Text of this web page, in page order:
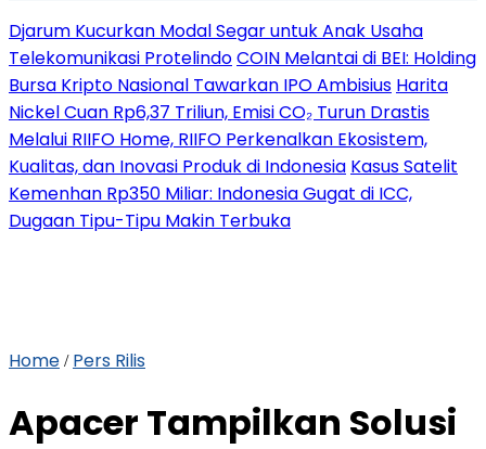
Djarum Kucurkan Modal Segar untuk Anak Usaha
Telekomunikasi ProtelindoCOIN Melantai di BEI: Holding
Bursa Kripto Nasional Tawarkan IPO Ambisius Harita
Nickel Cuan Rp6,37 Triliun, Emisi CO₂ Turun Drastis
Melalui RIIFO Home, RIIFO Perkenalkan Ekosistem,
Kualitas, dan Inovasi Produk di Indonesia Kasus Satelit
Kemenhan Rp350 Miliar: Indonesia Gugat di ICC,
Dugaan Tipu-Tipu Makin Terbuka
Home / Pers Rilis
Apacer Tampilkan Solusi